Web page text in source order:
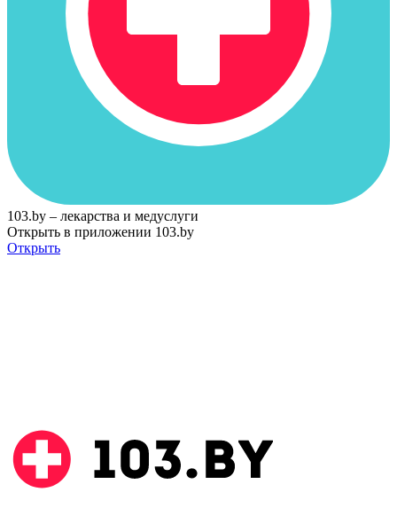
103.by – лекарства и медуслуги
Открыть в приложении 103.by
Открыть